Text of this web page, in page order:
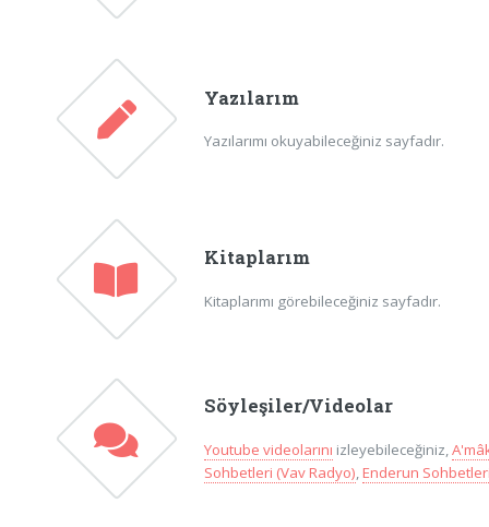
Yazılarım
Yazılarımı okuyabileceğiniz sayfadır.
Kitaplarım
Kitaplarımı görebileceğiniz sayfadır.
Söyleşiler/Videolar
Youtube videolarını izleyebileceğiniz,
Sohbetleri (Vav Radyo),Enderun